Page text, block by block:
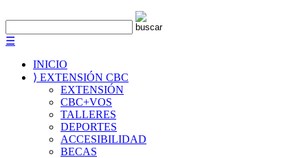
☰
INICIO
⟩ EXTENSIÓN CBC
EXTENSIÓN
CBC+VOS
TALLERES
DEPORTES
ACCESIBILIDAD
BECAS